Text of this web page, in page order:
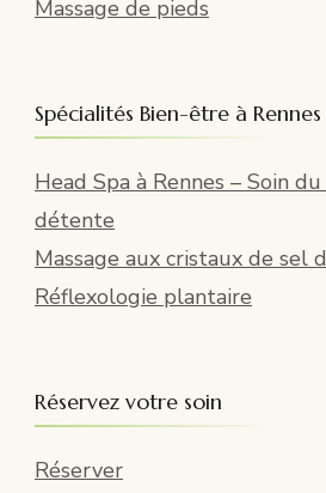
Massage de pieds
Spécialités Bien-être à Rennes
Head Spa à Rennes – Soin
détente
Massage aux cristaux de sel
Réflexologie plantaire
Réservez votre soin
Réserver